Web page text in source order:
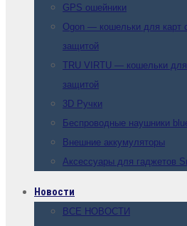
GPS ошейники
Ogon — кошельки для карт
защитой
TRU VIRTU — кошельки для
защитой
3D Ручки
Беспроводные наушники
Внешние аккумуляторы
Аксессуары для гаджетов
Новости
ВСЕ НОВОСТИ